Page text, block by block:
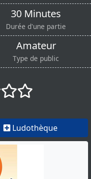
30 Minutes
Durée d'une partie
Amateur
Type de public
() ()
()
Ludothèque